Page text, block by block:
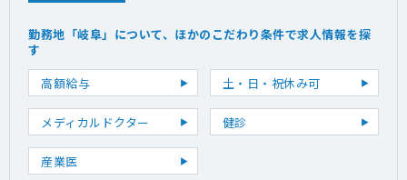
勤務地「岐阜」について、ほかのこだわり条件で求人情報を探
す
高額給与
土・日・祝休み可
メディカルドクター 健診
産業医